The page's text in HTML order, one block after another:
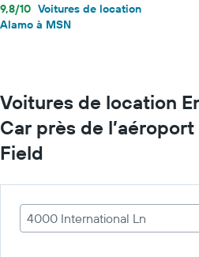
9,8/10 Voitures de location
Alamo à MSN
Voitures de location
Car près de
Field
4000 International Ln